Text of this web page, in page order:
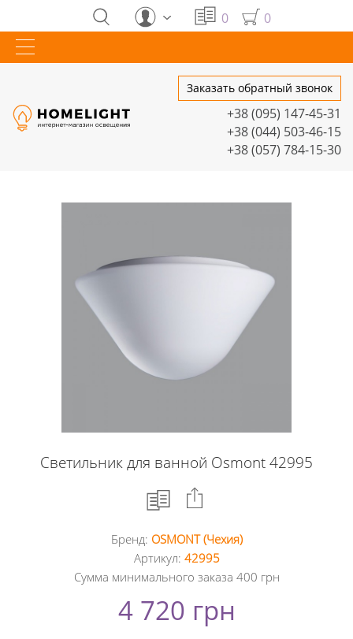
0 0
Заказать обратный звонок
+38 (095) 147-45-31
+38 (044) 503-46-15
+38 (057) 784-15-30
Светильник для ванной Osmont 42995
Facebook
+
Бренд: OSMONT (Чехия)
Артикул: 42995
Сумма минимального заказа 400 грн
4 720 грн